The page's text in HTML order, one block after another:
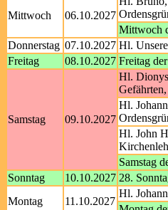
Mittwoch 06.10.2027
Mittwoch
Donnerstag 07.10.2027 Hl.
Freitag
08.10.2027 Freitag
Samstag 09.10.2027
Hl.
Hl.
Hl. John
Samstag
Sonntag
10.10.2027 28.
Montag
11.10.2027
Hl.